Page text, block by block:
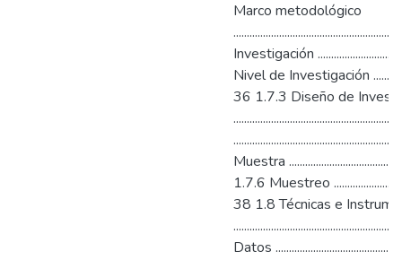
Marco metodológico
Investigación
Nivel de Investigación
36 1.7.3 Diseño de
Muestra
1.7.6 Muestreo
38 1.8 Técnicas e
Datos